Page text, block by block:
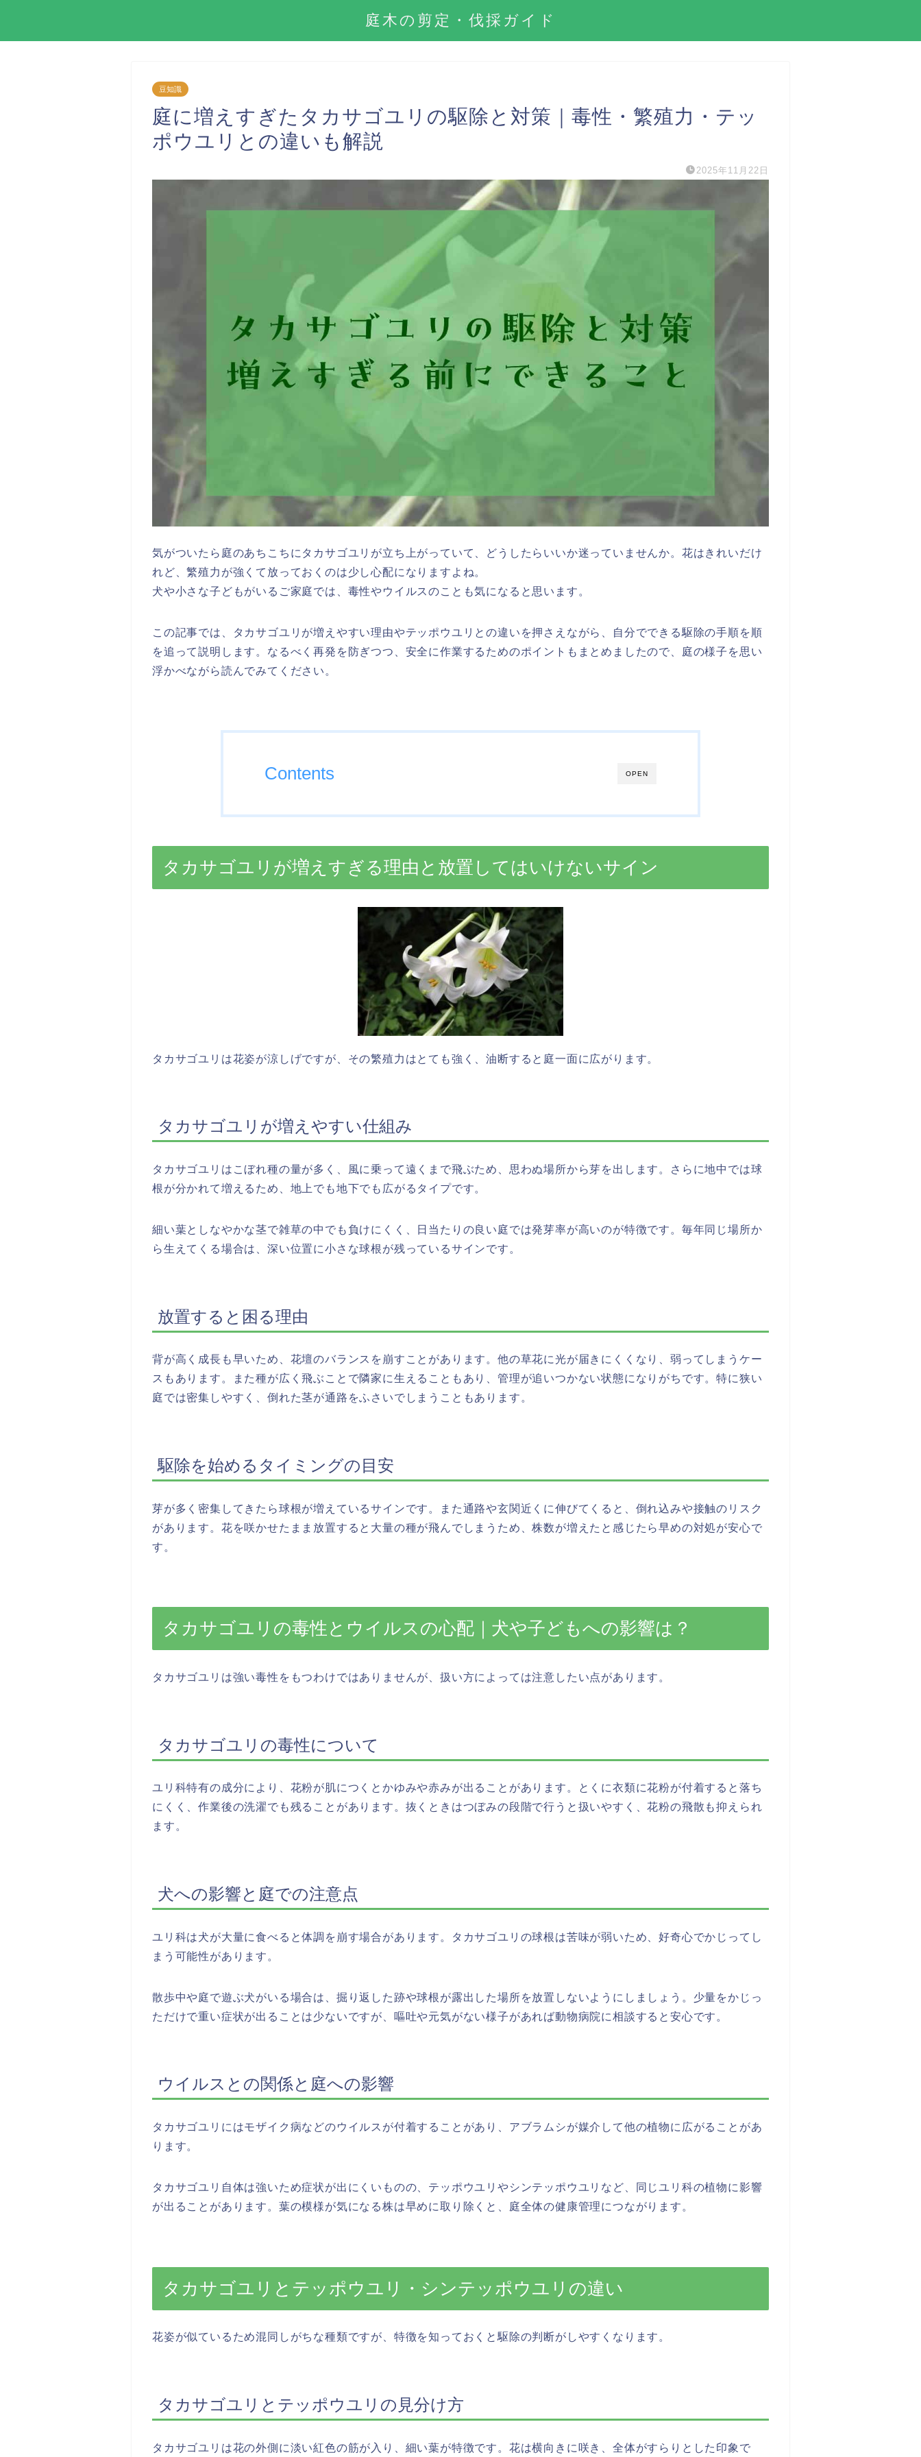
庭木の剪定・伐採ガイド
豆知識
庭に増えすぎたタカサゴユリの駆除と対策｜毒性・繁殖力・テッ
ポウユリとの違いも解説
2025年11月22日
気がついたら庭のあちこちにタカサゴユリが立ち上がっていて、どうしたらいいか迷っていませんか。花はきれいだけ
れど、繁殖力が強くて放っておくのは少し心配になりますよね。
犬や小さな子どもがいるご家庭では、毒性やウイルスのことも気になると思います。
この記事では、タカサゴユリが増えやすい理由やテッポウユリとの違いを押さえながら、自分でできる駆除の手順を順
を追って説明します。なるべく再発を防ぎつつ、安全に作業するためのポイントもまとめましたので、庭の様子を思い
浮かべながら読んでみてください。
OPEN
Contents
タカサゴユリが増えすぎる理由と放置してはいけないサイン
タカサゴユリは花姿が涼しげですが、その繁殖力はとても強く、油断すると庭一面に広がります。
タカサゴユリが増えやすい仕組み
タカサゴユリはこぼれ種の量が多く、風に乗って遠くまで飛ぶため、思わぬ場所から芽を出します。さらに地中では球
根が分かれて増えるため、地上でも地下でも広がるタイプです。
細い葉としなやかな茎で雑草の中でも負けにくく、日当たりの良い庭では発芽率が高いのが特徴です。毎年同じ場所か
ら生えてくる場合は、深い位置に小さな球根が残っているサインです。
放置すると困る理由
背が高く成長も早いため、花壇のバランスを崩すことがあります。他の草花に光が届きにくくなり、弱ってしまうケー
スもあります。また種が広く飛ぶことで隣家に生えることもあり、管理が追いつかない状態になりがちです。特に狭い
庭では密集しやすく、倒れた茎が通路をふさいでしまうこともあります。
駆除を始めるタイミングの目安
芽が多く密集してきたら球根が増えているサインです。また通路や玄関近くに伸びてくると、倒れ込みや接触のリスク
があります。花を咲かせたまま放置すると大量の種が飛んでしまうため、株数が増えたと感じたら早めの対処が安心で
す。
タカサゴユリの毒性とウイルスの心配｜犬や子どもへの影響は？
タカサゴユリは強い毒性をもつわけではありませんが、扱い方によっては注意したい点があります。
タカサゴユリの毒性について
ユリ科特有の成分により、花粉が肌につくとかゆみや赤みが出ることがあります。とくに衣類に花粉が付着すると落ち
にくく、作業後の洗濯でも残ることがあります。抜くときはつぼみの段階で行うと扱いやすく、花粉の飛散も抑えられ
ます。
犬への影響と庭での注意点
ユリ科は犬が大量に食べると体調を崩す場合があります。タカサゴユリの球根は苦味が弱いため、好奇心でかじってし
まう可能性があります。
散歩中や庭で遊ぶ犬がいる場合は、掘り返した跡や球根が露出した場所を放置しないようにしましょう。少量をかじっ
ただけで重い症状が出ることは少ないですが、嘔吐や元気がない様子があれば動物病院に相談すると安心です。
ウイルスとの関係と庭への影響
タカサゴユリにはモザイク病などのウイルスが付着することがあり、アブラムシが媒介して他の植物に広がることがあ
ります。
タカサゴユリ自体は強いため症状が出にくいものの、テッポウユリやシンテッポウユリなど、同じユリ科の植物に影響
が出ることがあります。葉の模様が気になる株は早めに取り除くと、庭全体の健康管理につながります。
タカサゴユリとテッポウユリ・シンテッポウユリの違い
花姿が似ているため混同しがちな種類ですが、特徴を知っておくと駆除の判断がしやすくなります。
タカサゴユリとテッポウユリの見分け方
タカサゴユリは花の外側に淡い紅色の筋が入り、細い葉が特徴です。花は横向きに咲き、全体がすらりとした印象で